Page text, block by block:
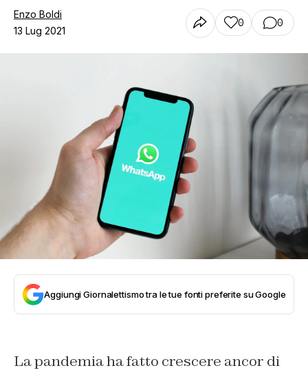
Contatti
Enzo Boldi
13 Lug 2021
0 0
Aggiungi Giornalettismo tra le tue fonti preferite su Google
La pandemia ha fatto crescere ancor di